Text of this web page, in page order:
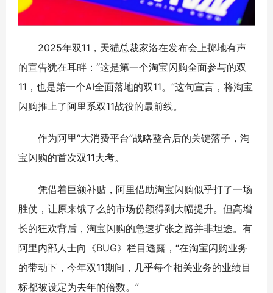
2025年双11，天猫总裁家洛在发布会上掷地有声
的宣告犹在耳畔：“这是第一个淘宝闪购全面参与的双
11，也是第一个AI全面落地的双11。”这句宣言，将淘宝
闪购推上了阿里系双11战役的最前线。
作为阿里“大消费平台”战略整合后的关键落子，淘
宝闪购的首次双11大考。
凭借着巨额补贴，阿里借助淘宝闪购似乎打了一场
胜仗，让原来饿了么的市场份额得到大幅提升。但高增
长的狂欢背后，淘宝闪购的急速扩张之路并非坦途。有
阿里内部人士向《BUG》栏目透露，“在淘宝闪购业务
的带动下，今年双11期间，几乎每个相关业务的业绩目
标都被设定为去年的倍数。”